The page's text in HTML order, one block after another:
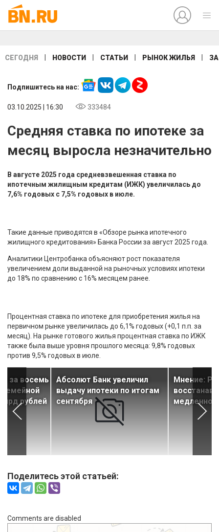
СЕГОДНЯ НОВОСТИ СТАТЬИ РЫНОК ЖИЛЬЯ
Подпишитесь на нас:
03.10.2025 | 16:30 333484
Средняя ставка по ипотеке за
месяц выросла незначительно
В августе 2025 года средневзвешенная ставка по
ипотечным жилищным кредитам (ИЖК) увеличилась до
7,6% годовых с 7,5% годовых в июле.
Такие данные приводятся в «Обзоре рынка ипотечного
жилищного кредитования» Банка России за август 2025 года.
Аналитики Центробанка объясняют рост показателя
увеличением доли выданной на рыночных условиях ипотеки
до 18% по сравнению с 16% месяцем ранее.
Процентная ставка по ипотеке для приобретения жилья на
первичном рынке увеличилась до 6,1% годовых (+0,1 п.п. за
месяц). На рынке готового жилья процентная ставка по ИЖК
также была выше уровня прошлого месяца: 9,8% годовых
против 9,5% годовых в июле.
за восемь
рублей
Абсолют Банк увеличил
выдачу ипотеки по итогам
сентября
Мнение:
медленно,
Поделитесь этой статьей:
Comments are disabled